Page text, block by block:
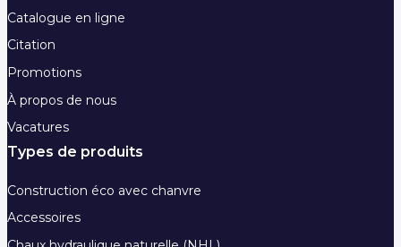
Catalogue en ligne
Citation
Promotions
À propos de nous
Vacatures
Types de produits
Construction éco avec chanvre
Accessoires